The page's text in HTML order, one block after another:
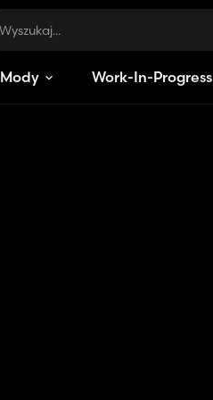
Mody Work-In-Progress